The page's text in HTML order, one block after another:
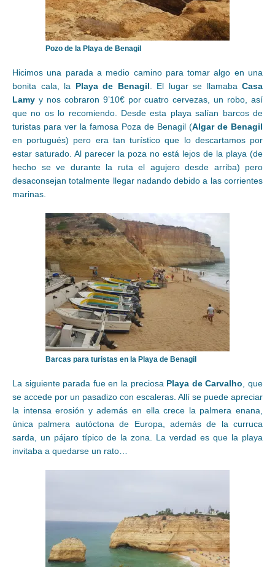
Pozo de la Playa de Benagil
Hicimos una parada a medio camino para tomar algo en una
bonita cala, la Playa de Benagil. El lugar se llamaba Casa
Lamy y nos cobraron 9’10€ por cuatro cervezas, un robo, así
que no os lo recomiendo. Desde esta playa salían barcos de
turistas para ver la famosa Poza de Benagil (Algar de Benagil
en portugués) pero era tan turístico que lo descartamos por
estar saturado. Al parecer la poza no está lejos de la playa (de
hecho se ve durante la ruta el agujero desde arriba) pero
desaconsejan totalmente llegar nadando debido a las corrientes
marinas.
Barcas para turistas en la Playa de Benagil
La siguiente parada fue en la preciosa Playa de Carvalho, que
se accede por un pasadizo con escaleras. Allí se puede apreciar
la intensa erosión y además en ella crece la palmera enana,
única palmera autóctona de Europa, además de la curruca
sarda, un pájaro típico de la zona. La verdad es que la playa
invitaba a quedarse un rato…